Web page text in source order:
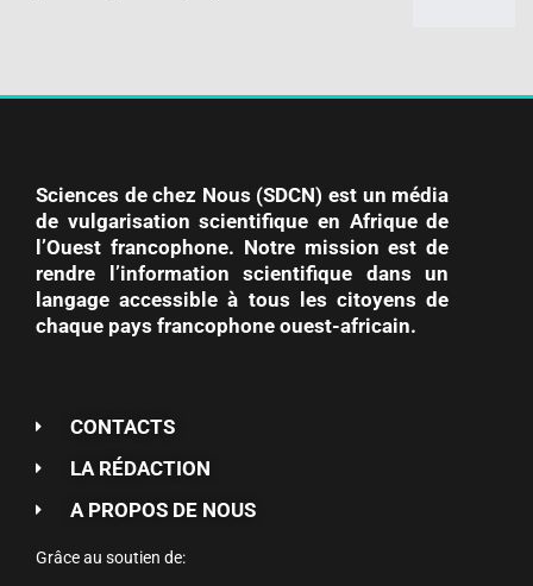
Sciences de chez Nous (SDCN) est un média
de vulgarisation scientifique en Afrique de
l’Ouest francophone. Notre mission est de
rendre l’information scientifique dans un
langage accessible à tous les citoyens de
chaque pays francophone ouest-africain.
CONTACTS
LA RÉDACTION
A PROPOS DE NOUS
Grâce au soutien de: